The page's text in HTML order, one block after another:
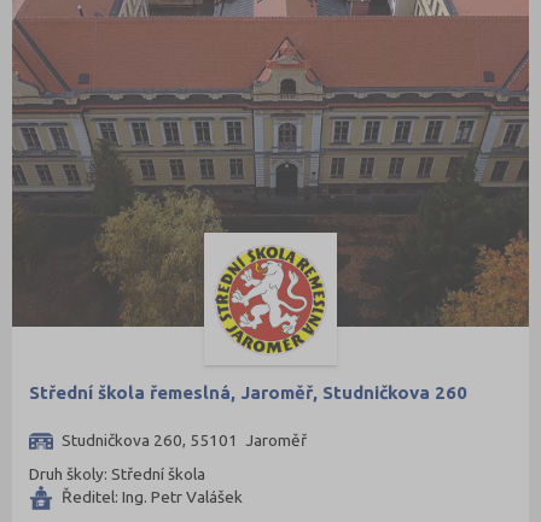
Střední škola řemeslná, Jaroměř, Studničkova 260
Studničkova 260, 55101 Jaroměř
Druh školy: Střední škola
Ředitel: Ing. Petr Valášek